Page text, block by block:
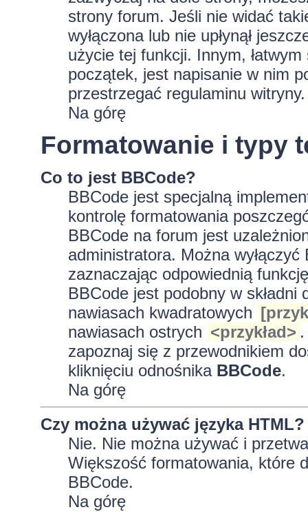
strony forum. Jeśli nie widać
wyłączona lub nie upłynął
użycie tej funkcji. Innym,
początek, jest napisanie w nim
przestrzegać regulaminu witryny.
Na górę
Formatowanie i typy
Co to jest BBCode?
BBCode jest specjalną
kontrolę formatowania
BBCode na forum jest
administratora. Można
zaznaczając odpowiednią
BBCode jest podobny w
nawiasach kwadratowych
nawiasach ostrych <przykład>
zapoznaj się z przewodnikiem
kliknięciu odnośnika BBCode.
Na górę
Czy można używać języka HTML?
Nie. Nie można używać i
Większość formatowania, które
BBCode.
Na górę